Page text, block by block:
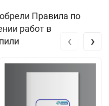
Правила по
работ в
‹ ›